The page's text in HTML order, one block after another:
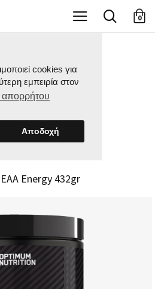
cookies για
εμπειρία στον
απορρήτου
X
Αποδοχή
0
Energy 432gr